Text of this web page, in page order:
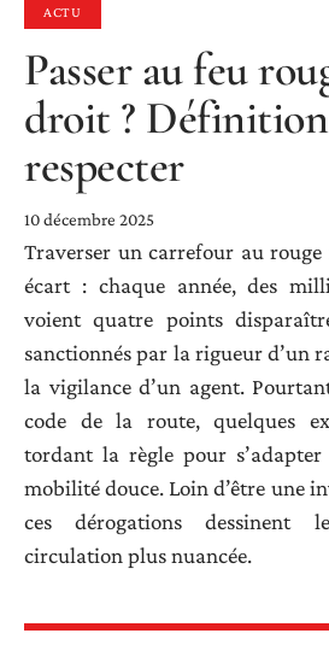
ACTU
Passer au feu
droit ? Définition
respecter
10 décembre 2025
Traverser un carrefour au rouge
écart : chaque année, des
voient quatre points
sanctionnés par la rigueur d’un
la vigilance d’un agent.
code de la route, quelques
tordant la règle pour
mobilité douce. Loin d’être une
ces dérogations dessinent
circulation plus nuancée.